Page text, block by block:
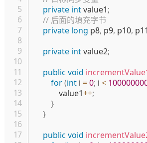
private int value1;
// 后面的填充字节
private long p8, p9, p10, p11
private int value2;
public void
for(int i =0; i <
            value1
++;
}
}
public void